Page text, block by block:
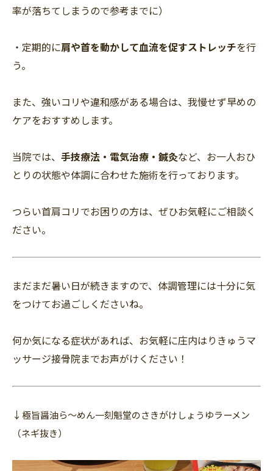
率が落ちてしまうので参考までに）
・定期的に肩や首を動かして血流を促すストレッチを行
う。
また、強いコリや違和感がある場合は、我慢せず早めの
ケアをおすすめします。
当院では、 手技療法・電気治療・鍼灸など、お一人おひ
とりの状態や体調に合わせた施術を行っております。
つらい首肩コリでお困りの方は、ぜひお気軽にご相談く
ださい。
まだまだ暑い日が続きますので、体調管理には十分に気
をつけてお過ごしくださいね。
何か気になる症状があれば、お気軽に庄内はりきゅうマ
ッサージ接骨院までお声がけください！
↓ 極旨醤油ら～めん一刻魁堂のさきがけしょうゆラーメン
（ネギ抜き）